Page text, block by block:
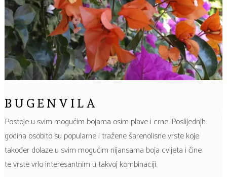
BUGENVILA
Postoje u svim mogućim bojama osim plave i crne. Poslijednjh
godina osobito su popularne i tražene šarenolisne vrste koje
također dolaze u svim mogućim nijansama boja cvijeta i čine
te vrste vrlo interesantnim u takvoj kombinaciji.